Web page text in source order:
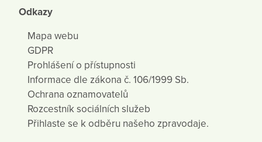
Odkazy
Mapa webu
GDPR
Prohlášení o přístupnosti
Informace dle zákona č. 106/1999 Sb.
Ochrana oznamovatelů
Rozcestník sociálních služeb
Přihlaste se k odběru našeho zpravodaje.